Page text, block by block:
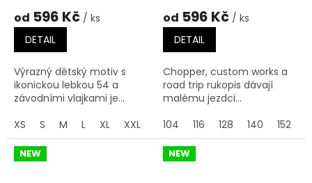
od 596 Kč / ks
DETAIL
Výrazný dětský motiv s
ikonickou lebkou 54 a
závodními vlajkami je...
XS
S M L XL XXL
od 596 Kč / ks
DETAIL
Chopper, custom works a
road trip rukopis dávají
malému jezdci...
104
116 128 140 152
NEW NEW